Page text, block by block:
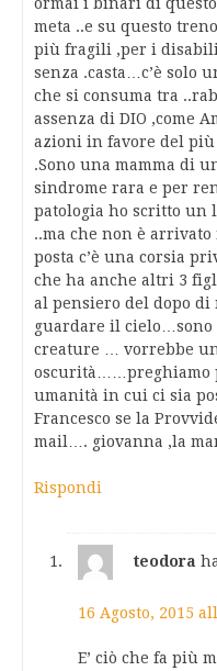
ormai i binari di
meta ..e su questo
più fragili ,per i
senza .casta…c’è solo
che si consuma tra
assenza di DIO ,come
azioni in favore del più
.Sono una mamma di
sindrome rara e per
patologia ho scritto un
..ma che non è
posta c’è una corsia
che ha anche altri 3
al pensiero del dopo di
guardare il cielo…sono
creature … vorrebbe
oscurità……preghiamo
umanità in cui ci sia
Francesco se la
mail…. giovanna ,la
Rispondi
teodora
16 Agosto, 2015
E’ ciò che fa più